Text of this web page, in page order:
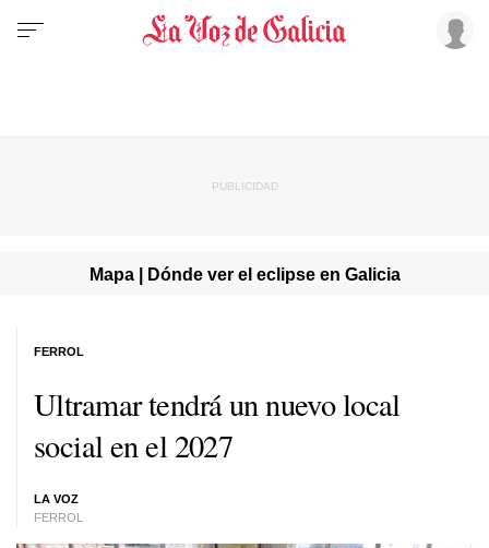
Mapa | Dónde ver el eclipse en Galicia
Ultramar tendrá un nuevo local
social en el 2027
LA VOZ
FERROL
FERROL